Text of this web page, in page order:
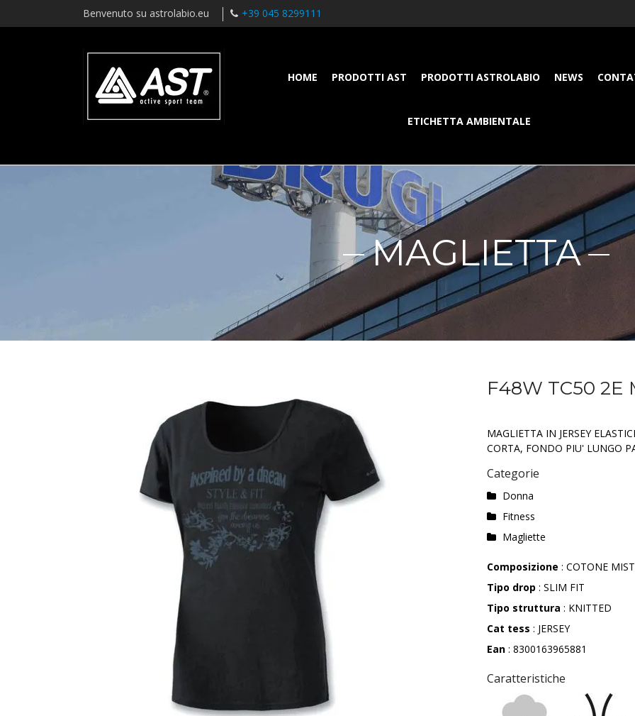
Benvenuto su astrolabio.eu +39 045 8299111
HOME PRODOTTI AST PRODOTTI ASTROLABIO NEWS
ETICHETTA AMBIENTALE
MAGLIETTA
F48W TC50 2E
MAGLIETTA IN JERSEY
CORTA, FONDO PIU' LUNGO
Categorie
Donna
Fitness
Magliette
Composizione : COTONE
Tipo drop : SLIM FIT
Tipo struttura : KNITTED
Cat tess : JERSEY
Ean : 8300163965881
Caratteristiche